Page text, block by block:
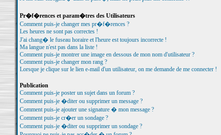
Pr�f�rences et param�tres des Utilisateurs
Comment puis-je changer mes pr�f�rences ?
Les heures ne sont pas correctes !
J'ai chang� le fuseau horaire et l'heure est toujours incorrecte !
Ma langue n'est pas dans la liste !
Comment puis-je montrer une image en dessous de mon nom d'utilisateur ?
Comment puis-je changer mon rang ?
Lorsque je clique sur le lien e-mail d'un utilisateur, on me demande de me connecter !
Publication
Comment puis-je poster un sujet dans un forum ?
Comment puis-je �diter ou supprimer un message ?
Comment puis-je ajouter une signature � mon message ?
Comment puis-je cr�er un sondage ?
Comment puis-je �diter ou supprimer un sondage ?